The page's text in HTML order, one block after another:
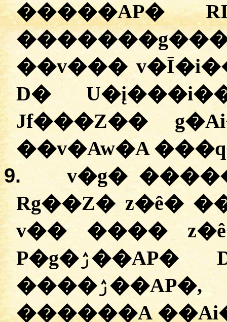
�����AP�
��v���
D�
Jf���Z��
��v�Aw�A
9.
v�g�
Rg��Z� z�ê�
v�� ����
P�g�ۯ��AP� D� v�Z� G��zɸ�
����ۯ��AP�, v�AZ�� ��e�g�
������A